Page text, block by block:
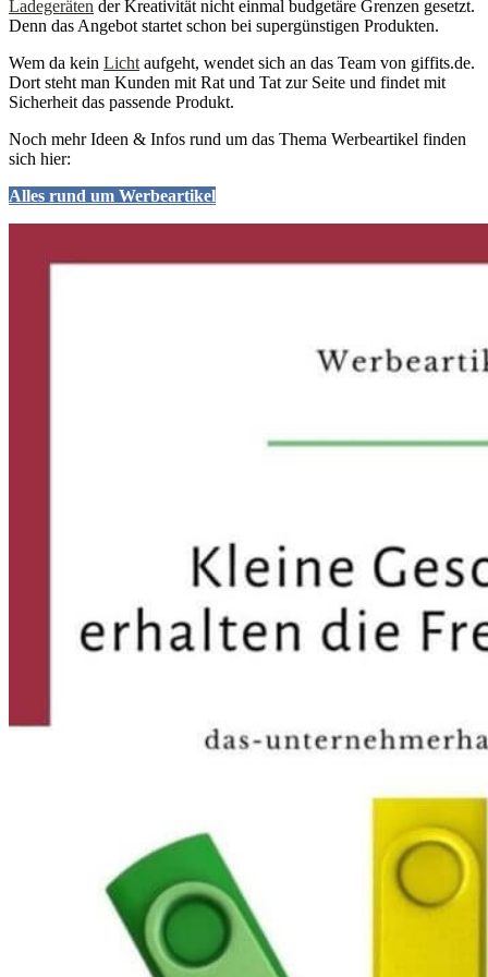
Ladegeräten der Kreativität nicht einmal budgetäre Grenzen gesetzt.
Denn das Angebot startet schon bei supergünstigen Produkten.
Wem da kein Licht aufgeht, wendet sich an das Team von giffits.de.
Dort steht man Kunden mit Rat und Tat zur Seite und findet mit
Sicherheit das passende Produkt.
Noch mehr Ideen & Infos rund um das Thema Werbeartikel finden
sich hier:
Alles rund um Werbeartikel